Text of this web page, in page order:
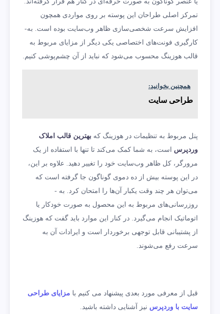
تمرکز اصلی طراحان این پوسته بر روی مواردی همچون
افزایش سرعت شخصی‌سازی ظاهر وب‌سایت بوده است. به­
کارگیری فونت‌های اختصاصی یکی دیگر از مزایای مربوط به
قالب هوزینگ محسوب می‌شود که نباید از آن چشم‌پوشی کنیم.
همچنین بخوانید:
طراحی سایت
پنل مربوط به تنظیمات در هوزینگ که بهترین قالب املاک
وردپرس است، به شما کمک می‌کند تا تنها با استفاده از یک
مرورگر، کل ظاهر وب‌سایت خود را تغییر دهید. علاوه بر این،
در این پوسته بیش از ده دموی گوناگون جا گرفته است که
می‌توان هر چند وقت یکبار آن‌ها را امتحان کرد. به ­
روزرسانی‌های مربوط به این محصول به صورت خودکار یا
اتوماتیک انجام می‌گیرد. در کنار این موارد باید گفت که هوزینگ
از پشتیبانی قابل توجهی برخوردار است و ایرادات آن به
سرعت رفع می‌شوند.
قبل از معرفی مورد بعدی پیشنهاد می کنیم با مزایای طراحی
سایت با وردپرس نیز آشنایی داشته باشید.